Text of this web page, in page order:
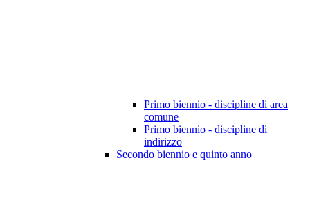
Primo biennio - discipline di area
comune
Primo biennio - discipline di
indirizzo
Secondo biennio e quinto anno